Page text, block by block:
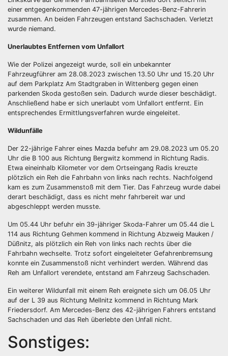
einer entgegenkommenden 47-jährigen Mercedes-Benz-Fahrerin
zusammen. An beiden Fahrzeugen entstand Sachschaden. Verletzt
wurde niemand.
Unerlaubtes Entfernen vom Unfallort
Wie der Polizei angezeigt wurde, soll ein unbekannter
Fahrzeugführer am 28.08.2023 zwischen 13.50 Uhr und 15.20 Uhr
auf dem Parkplatz Am Stadtgraben in Wittenberg gegen einen
parkenden Skoda gestoßen sein. Dadurch wurde dieser beschädigt.
Anschließend habe er sich unerlaubt vom Unfallort entfernt. Ein
entsprechendes Ermittlungsverfahren wurde eingeleitet.
Wildunfälle
Der 22-jährige Fahrer eines Mazda befuhr am 29.08.2023 um 05.20
Uhr die B 100 aus Richtung Bergwitz kommend in Richtung Radis.
Etwa eineinhalb Kilometer vor dem Ortseingang Radis kreuzte
plötzlich ein Reh die Fahrbahn von links nach rechts. Nachfolgend
kam es zum Zusammenstoß mit dem Tier. Das Fahrzeug wurde dabei
derart beschädigt, dass es nicht mehr fahrbereit war und
abgeschleppt werden musste.
Um 05.44 Uhr befuhr ein 39-jähriger Skoda-Fahrer um 05.44 die L
114 aus Richtung Gehmen kommend in Richtung Abzweig Mauken /
Düßnitz, als plötzlich ein Reh von links nach rechts über die
Fahrbahn wechselte. Trotz sofort eingeleiteter Gefahrenbremsung
konnte ein Zusammenstoß nicht verhindert werden. Während das
Reh am Unfallort verendete, entstand am Fahrzeug Sachschaden.
Ein weiterer Wildunfall mit einem Reh ereignete sich um 06.05 Uhr
auf der L 39 aus Richtung Mellnitz kommend in Richtung Mark
Friedersdorf. Am Mercedes-Benz des 42-jährigen Fahrers entstand
Sachschaden und das Reh überlebte den Unfall nicht.
Sonstiges: